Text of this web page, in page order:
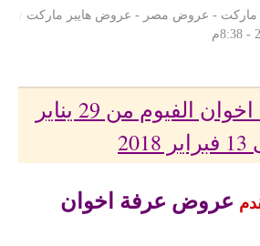
- عروض مصر - عروض هايبر ماركت
عروض عرفة اخوان الفيوم من 29 يناير
عروض عرفة اخوان